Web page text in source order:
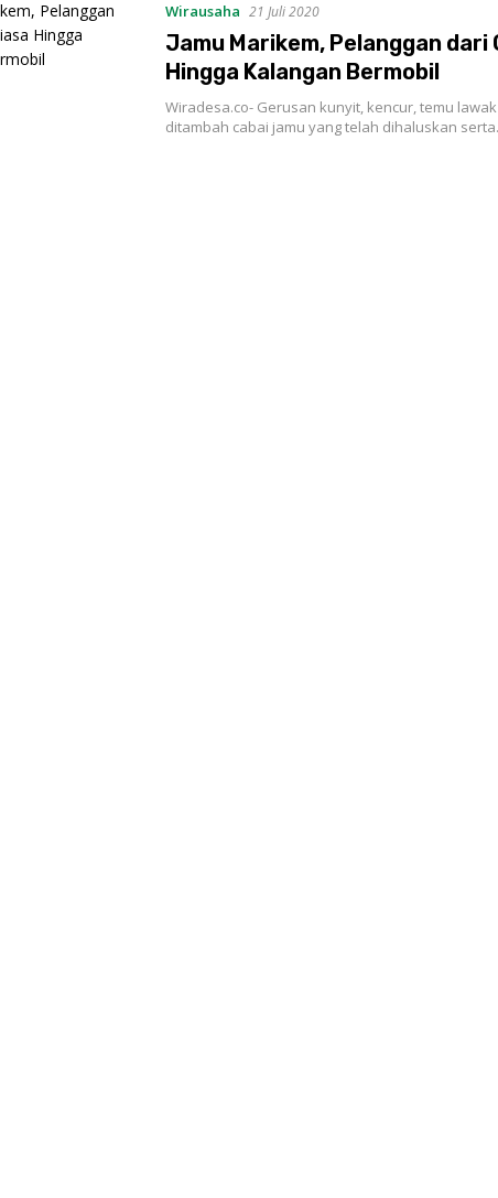
Wirausaha 21 Juli 2020
Jamu Marikem, Pelanggan dari
Hingga Kalangan Bermobil
Wiradesa.co- Gerusan kunyit, kencur, temu
ditambah cabai jamu yang telah dihaluskan